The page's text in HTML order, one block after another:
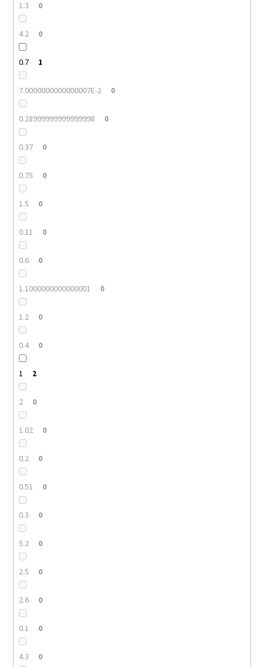
1.3 0
4.2 0
0.7 1
7.0000000000000007E-2 0
0.28999999999999998 0
0.37 0
0.75 0
1.5 0
0.11 0
0.6 0
1.1000000000000001 0
1.2 0
0.4 0
1 2
2 0
1.02 0
0.2 0
0.51 0
0.3 0
5.2 0
2.5 0
2.6 0
0.1 0
4.3 0